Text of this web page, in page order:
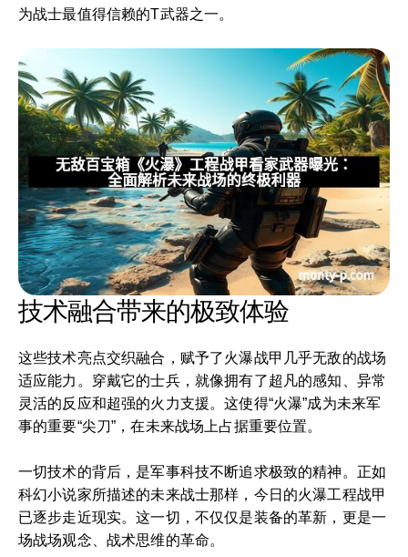
为战士最值得信赖的T武器之一。
技术融合带来的极致体验
这些技术亮点交织融合，赋予了火瀑战甲几乎无敌的战场
适应能力。穿戴它的士兵，就像拥有了超凡的感知、异常
灵活的反应和超强的火力支援。这使得“火瀑”成为未来军
事的重要“尖刀”，在未来战场上占据重要位置。
一切技术的背后，是军事科技不断追求极致的精神。正如
科幻小说家所描述的未来战士那样，今日的火瀑工程战甲
已逐步走近现实。这一切，不仅仅是装备的革新，更是一
场战场观念、战术思维的革命。